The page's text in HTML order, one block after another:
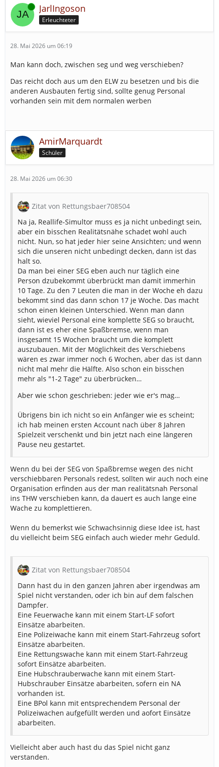
Online JarlIngoson
Erleuchteter
28. Mai 2026 um 06:19
Man kann doch, zwischen seg und weg verschieben?
Das reicht doch aus um den ELW zu besetzen und bis die
anderen Ausbauten fertig sind, sollte genug Personal
vorhanden sein mit dem normalen werben
AmirMarquardt
Schüler
28. Mai 2026 um 06:30
Zitat von Rettungsbaer708504
Na ja, Reallife-Simultor muss es ja nicht unbedingt sein,
aber ein bisschen Realitätsnähe schadet wohl auch
nicht. Nun, so hat jeder hier seine Ansichten; und wenn
sich die unseren nicht unbedingt decken, dann ist das
halt so.
Da man bei einer SEG eben auch nur täglich eine
Person dzubekommt überbrückt man damit immerhin
10 Tage. Zu den 7 Leuten die man in der Woche eh dazu
bekommt sind das dann schon 17 je Woche. Das macht
schon einen kleinen Unterschied. Wenn man dann
sieht, wieviel Personal eine komplette SEG so braucht,
dann ist es eher eine Spaßbremse, wenn man
insgesamt 15 Wochen braucht um die komplett
auszubauen. Mit der Möglichkeit des Verschiebens
wären es zwar immer noch 6 Wochen, aber das ist dann
nicht mal mehr die Hälfte. Also schon ein bisschen
mehr als "1-2 Tage" zu überbrücken…
Aber wie schon geschrieben: jeder wie er's mag…
Übrigens bin ich nicht so ein Anfänger wie es scheint;
ich hab meinen ersten Account nach über 8 Jahren
Spielzeit verschenkt und bin jetzt nach eine längeren
Pause neu gestartet.
Wenn du bei der SEG von Spaßbremse wegen des nicht
verschiebbaren Personals redest, sollten wir auch noch eine
Organisation erfinden aus der man realitätsnah Personal
ins THW verschieben kann, da dauert es auch lange eine
Wache zu komplettieren.
Wenn du bemerkst wie Schwachsinnig diese Idee ist, hast
du vielleicht beim SEG einfach auch wieder mehr Geduld.
Zitat von Rettungsbaer708504
Dann hast du in den ganzen Jahren aber irgendwas am
Spiel nicht verstanden, oder ich bin auf dem falschen
Dampfer.
Eine Feuerwache kann mit einem Start-LF sofort
Einsätze abarbeiten.
Eine Polizeiwache kann mit einem Start-Fahrzeug sofort
Einsätze abarbeiten.
Eine Rettungswache kann mit einem Start-Fahrzeug
sofort Einsätze abarbeiten.
Eine Hubschrauberwache kann mit einem Start-
Hubschrauber Einsätze abarbeiten, sofern ein NA
vorhanden ist.
Eine BPol kann mit entsprechendem Personal der
Polizeiwachen aufgefüllt werden und aofort Einsätze
abarbeiten.
Vielleicht aber auch hast du das Spiel nicht ganz
verstanden.